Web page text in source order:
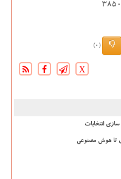
3850
(0)
X
انتخابات
تا هوش مصنوعی